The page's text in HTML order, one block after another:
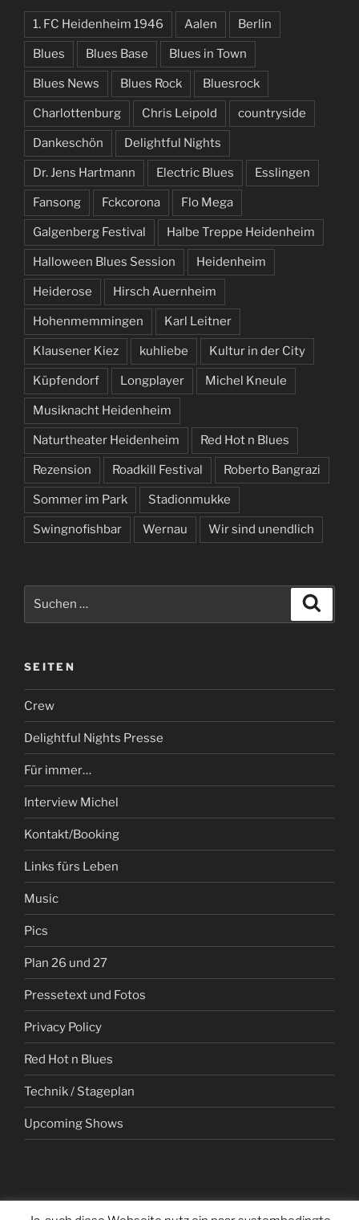
1. FC Heidenheim 1946 Aalen Berlin
Blues Blues Base Blues in Town
Blues News Blues Rock Bluesrock
Charlottenburg Chris Leipold countryside
Dankeschön Delightful Nights
Dr. Jens Hartmann Electric Blues Esslingen
Fansong Fckcorona Flo Mega
Galgenberg Festival Halbe Treppe Heidenheim
Halloween Blues Session Heidenheim
Heiderose Hirsch Auernheim
Hohenmemmingen Karl Leitner
Klausener Kiez kuhliebe Kultur in der City
Küpfendorf Longplayer Michel Kneule
Musiknacht Heidenheim
Naturtheater Heidenheim Red Hot n Blues
Rezension Roadkill Festival Roberto Bangrazi
Sommer im Park Stadionmukke
Swingnofishbar Wernau Wir sind unendlich
SEITEN
Crew
Delightful Nights Presse
Für immer…
Interview Michel
Kontakt/Booking
Links fürs Leben
Music
Pics
Plan 26 und 27
Pressetext und Fotos
Privacy Policy
Red Hot n Blues
Technik / Stageplan
Upcoming Shows